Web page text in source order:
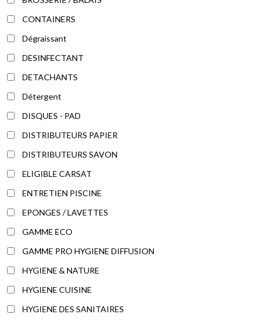
CONTAINERS
Dégraissant
DESINFECTANT
DETACHANTS
Détergent
DISQUES - PAD
DISTRIBUTEURS PAPIER
DISTRIBUTEURS SAVON
ELIGIBLE CARSAT
ENTRETIEN PISCINE
EPONGES / LAVETTES
GAMME ECO
GAMME PRO HYGIENE DIFFUSION
HYGIENE & NATURE
HYGIENE CUISINE
HYGIENE DES SANITAIRES